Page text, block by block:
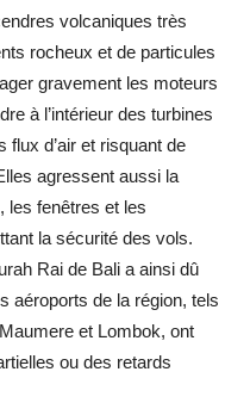
volcaniques très
rocheux et de particules
gravement les moteurs
à l’intérieur des turbines
flux d’air et risquant de
agressent aussi la
les fenêtres et les
la sécurité des vols.
Rai de Bali a ainsi dû
aéroports de la région, tels
et Lombok, ont
ou des retards